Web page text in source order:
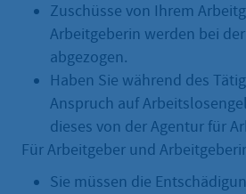
Zuschüsse von Ihrem
Arbeitgeberin werden bei
abgezogen.
Haben Sie während des
Anspruch auf
dieses von der Agentur für
Für Arbeitgeber und
Sie müssen die